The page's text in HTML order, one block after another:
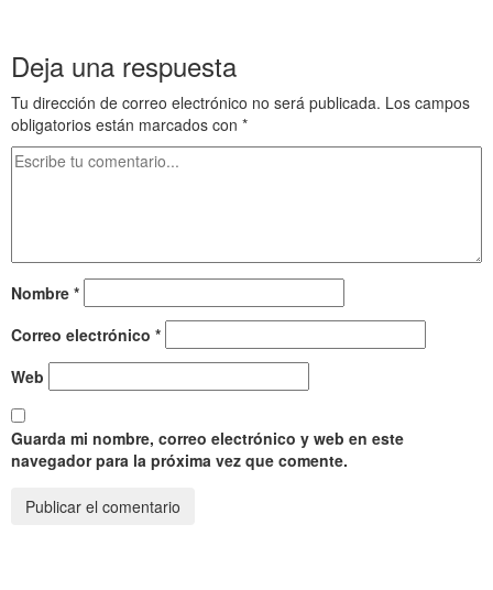
Deja una respuesta
Tu dirección de correo electrónico no será publicada. Los campos
obligatorios están marcados con *
Nombre *
Correo electrónico *
Web
Guarda mi nombre, correo electrónico y web en este
navegador para la próxima vez que comente.